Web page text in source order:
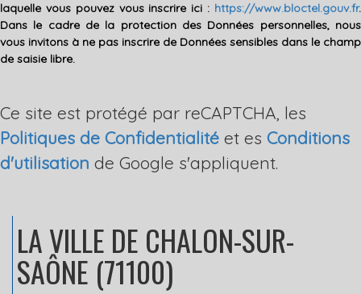
laquelle vous pouvez vous inscrire ici : https://www.bloctel.gouv.fr.
Dans le cadre de la protection des Données personnelles, nous
vous invitons à ne pas inscrire de Données sensibles dans le champ
de saisie libre.
Ce site est protégé par reCAPTCHA, les
Politiques de Confidentialité et es Conditions
d'utilisation de Google s'appliquent.
LA VILLE DE CHALON-SUR-
SAÔNE (71100)